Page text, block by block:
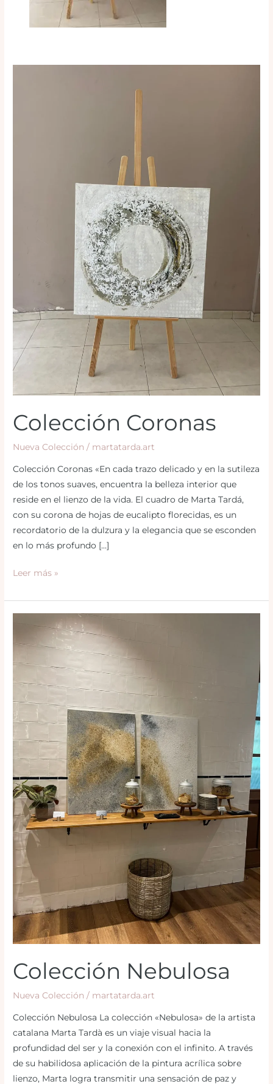
Colección Coronas
Nueva Colección / martatarda.art
Colección Coronas «En cada trazo delicado y en la sutileza
de los tonos suaves, encuentra la belleza interior que
reside en el lienzo de la vida. El cuadro de Marta Tardá,
con su corona de hojas de eucalipto florecidas, es un
recordatorio de la dulzura y la elegancia que se esconden
en lo más profundo […]
Leer más »
Colección Nebulosa
Nueva Colección / martatarda.art
Colección Nebulosa La colección «Nebulosa» de la artista
catalana Marta Tardà es un viaje visual hacia la
profundidad del ser y la conexión con el infinito. A través
de su habilidosa aplicación de la pintura acrílica sobre
lienzo, Marta logra transmitir una sensación de paz y